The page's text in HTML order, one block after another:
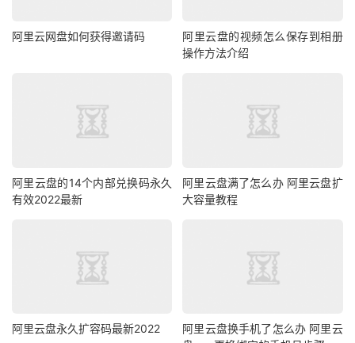
阿里云网盘如何获得邀请码
阿里云盘的视频怎么保存到相册
操作方法介绍
阿里云盘的14个内部兑换码永久
有效2022最新
阿里云盘满了怎么办 阿里云盘扩
大容量教程
阿里云盘永久扩容码最新2022
阿里云盘换手机了怎么办 阿里云